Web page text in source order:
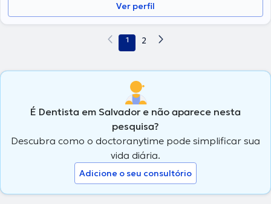
Ver perfil
1 2
É Dentista em Salvador e não aparece nesta
pesquisa?
Descubra como o doctoranytime pode simplificar sua
vida diária.
Adicione o seu consultório